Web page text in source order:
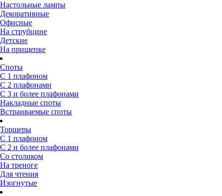
Настольные лампы
Декоративные
Офисные
На струбцине
Детские
На прищепке
Споты
С 1 плафоном
С 2 плафонами
С 3 и более плафонами
Накладные споты
Встраиваемые споты
Торшеры
С 1 плафоном
С 2 и более плафонами
Со столиком
На треноге
Для чтения
Изогнутые